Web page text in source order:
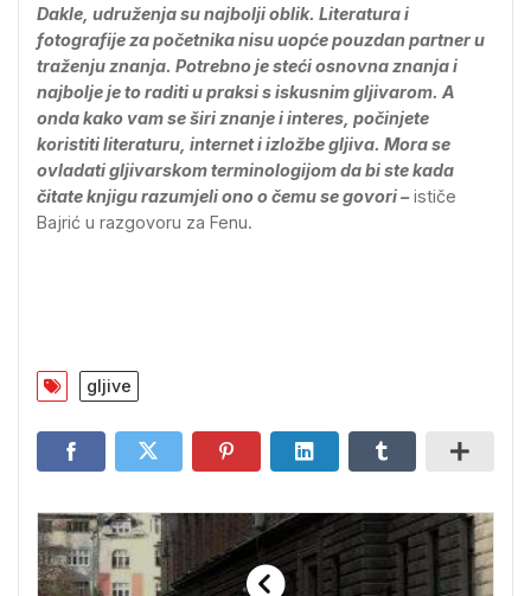
Dakle, udruženja su najbolji oblik. Literatura i
fotografije za početnika nisu uopće pouzdan partner u
traženju znanja. Potrebno je steći osnovna znanja i
najbolje je to raditi u praksi s iskusnim gljivarom. A
onda kako vam se širi znanje i interes, počinjete
koristiti literaturu, internet i izložbe gljiva. Mora se
ovladati gljivarskom terminologijom da bi ste kada
čitate knjigu razumjeli ono o čemu se govori – ističe
Bajrić u razgovoru za Fenu.
gljive